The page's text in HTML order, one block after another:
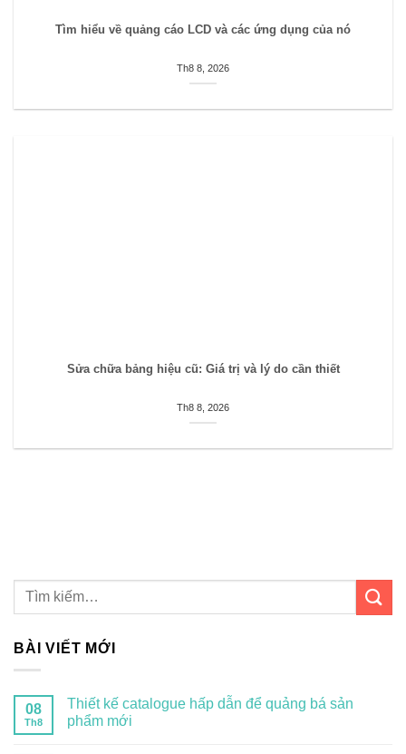
Tìm hiểu về quảng cáo LCD và các ứng dụng của nó
Th8 8, 2026
Sửa chữa bảng hiệu cũ: Giá trị và lý do cần thiết
Th8 8, 2026
BÀI VIẾT MỚI
08
Th8
Thiết kế catalogue hấp dẫn để quảng bá sản
phẩm mới